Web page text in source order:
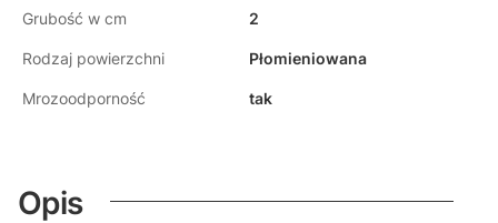
Grubość w cm 2
Rodzaj powierzchni Płomieniowana
Mrozoodporność tak
Opis